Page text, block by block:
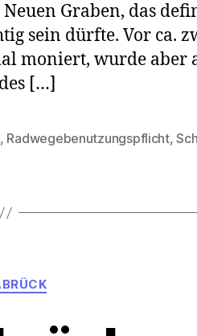
Graben, das
sein dürfte. Vor ca.
moniert, wurde aber
[…]
, Radwegebenutzungspflicht,
Kategorien